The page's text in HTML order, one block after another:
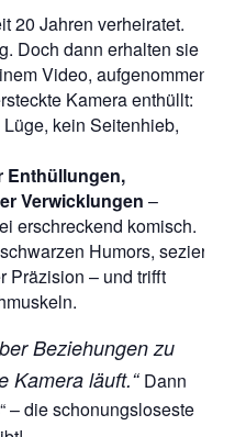
20 Jahren verheiratet.
Doch dann erhalten sie
Video, aufgenommen
Kamera enthüllt:
kein Seitenhieb,
Enthüllungen,
Verwicklungen –
erschreckend komisch.
Humors, seziert
Präzision – und trifft
Beziehungen zu
Kamera läuft.“ Dann
– die schonungsloseste